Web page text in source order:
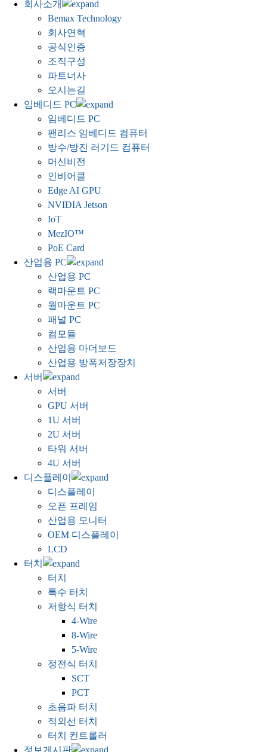
회사소개
Bemax Technology
회사연혁
공식인증
조직구성
파트너사
오시는길
임베디드 PC
임베디드 PC
팬리스 임베디드 컴퓨터
방수/방진 러기드 컴퓨터
머신비전
인비어클
Edge AI GPU
NVIDIA Jetson
IoT
MezIO™
PoE Card
산업용 PC
산업용 PC
랙마운트 PC
월마운트 PC
패널 PC
컴모듈
산업용 마더보드
산업용 방폭저장장치
서버
서버
GPU 서버
1U 서버
2U 서버
타워 서버
4U 서버
디스플레이
디스플레이
오픈 프레임
산업용 모니터
OEM 디스플레이
LCD
터치
터치
특수 터치
저항식 터치
4-Wire
8-Wire
5-Wire
정전식 터치
SCT
PCT
초음파 터치
적외선 터치
터치 컨트롤러